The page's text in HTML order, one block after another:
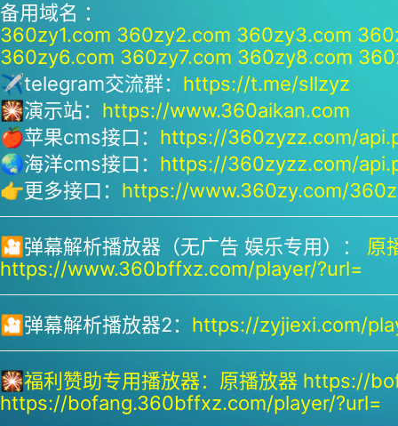
备用域名 ：
360zy1.com 360zy2.com 360zy3.com
360zy6.com 360zy7.com 360zy8.com
✈telegram交流群： https://t.me/sllzyz
🎇演示站： https://www.360aikan.com
🍎苹果cms接口： https://360zyzz.com/
🌏海洋cms接口： https://360zyzz.com/
👉更多接口： https://www.360zy.com/
🎦弹幕解析播放器（无广告 娱乐专用）： 原
https://www.360bffxz.com/player/?url=
🎦弹幕解析播放器2： https://zyjiexi.com/
🎇福利赞助专用播放器： 原播放器 https://
https://bofang.360bffxz.com/player/?url=